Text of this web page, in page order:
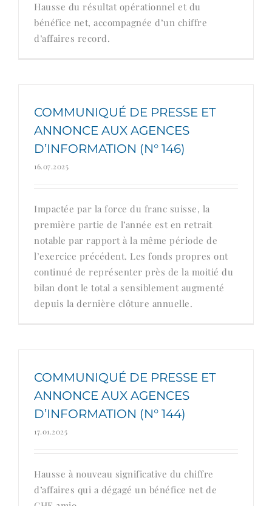
Hausse du résultat opérationnel et du
bénéfice net, accompagnée d’un chiffre
d’affaires record.
COMMUNIQUÉ DE PRESSE ET
ANNONCE AUX AGENCES
D’INFORMATION (N° 146)
16.07.2025
Impactée par la force du franc suisse, la
première partie de l’année est en retrait
notable par rapport à la même période de
l’exercice précédent. Les fonds propres ont
continué de représenter près de la moitié du
bilan dont le total a sensiblement augmenté
depuis la dernière clôture annuelle.
COMMUNIQUÉ DE PRESSE ET
ANNONCE AUX AGENCES
D’INFORMATION (N° 144)
17.01.2025
Hausse à nouveau significative du chiffre
d’affaires qui a dégagé un bénéfice net de